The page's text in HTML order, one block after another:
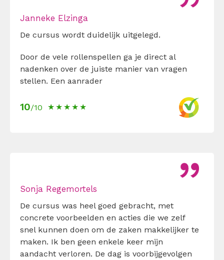
Janneke Elzinga
De cursus wordt duidelijk uitgelegd.
Door de vele rollenspellen ga je direct al
nadenken over de juiste manier van vragen
stellen. Een aanrader
10/10
Sonja Regemortels
De cursus was heel goed gebracht, met
concrete voorbeelden en acties die we zelf
snel kunnen doen om de zaken makkelijker te
maken. Ik ben geen enkele keer mijn
aandacht verloren. De dag is voorbijgevolgen